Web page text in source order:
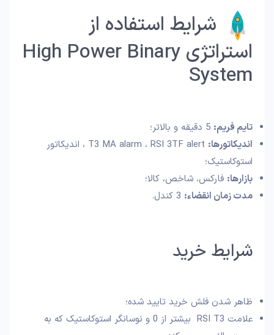
شرایط استفاده از
استراتژی High Power Binary
System
تایم فریم:
اندیکاتورها:
T3 MA alarm ، RSI 3TF alert ، اندیکاتور
استوکاستیک؛
بازارها: فارکس، شاخص، کالا؛
مدت زمان انقضاء:
شرایط خرید
ظاهر شدن فلش خرید تایید شده؛
علامت RSI T3 بیشتر از 0 و نوسانگر استوکاستیک که به